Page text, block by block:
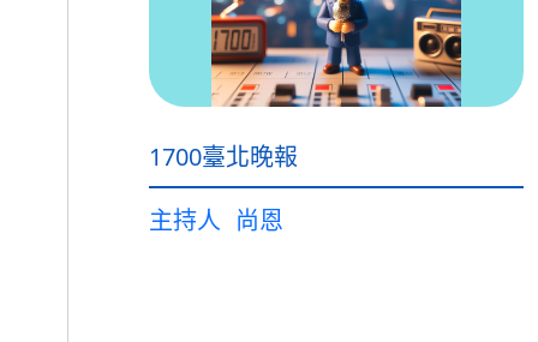
1700臺北晚報
主持人 尚恩